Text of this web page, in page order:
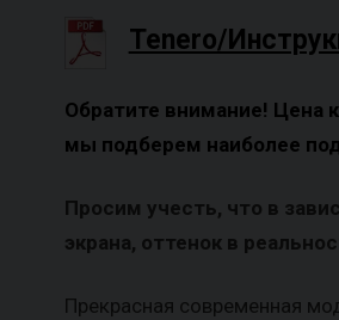
Tenero/
Обратите внимание! Цена
мы подберем наиболее
Просим учесть, что в
экрана, оттенок в
Прекрасная современная